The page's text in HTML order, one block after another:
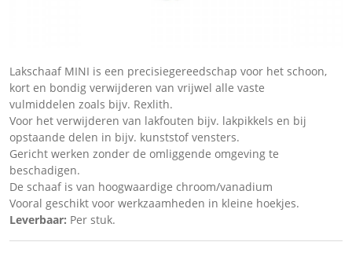
Lakschaaf MINI is een precisiegereedschap voor het schoon,
kort en bondig verwijderen van vrijwel alle vaste
vulmiddelen zoals bijv. Rexlith.
Voor het verwijderen van lakfouten bijv. lakpikkels en bij
opstaande delen in bijv. kunststof vensters.
Gericht werken zonder de omliggende omgeving te
beschadigen.
De schaaf is van hoogwaardige chroom/vanadium
Vooral geschikt voor werkzaamheden in kleine hoekjes.
Leverbaar: Per stuk.